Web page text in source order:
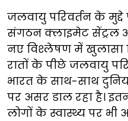
जलवायु परिवर्तन के मुद्दे
संगठन क्लाइमेट सेंट्रल
नए विश्लेषण में खुलासा
रातों के पीछे जलवायु
भारत के साथ-साथ
पर असर डाल रहा है।
लोगों के स्वास्थ्य पर भी